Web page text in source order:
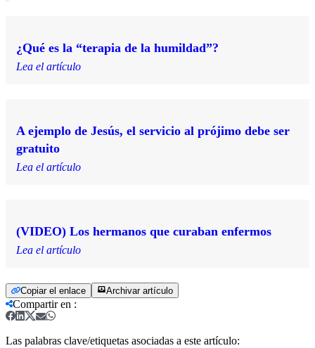
¿Qué es la “terapia de la humildad”?
Lea el artículo
A ejemplo de Jesús, el servicio al prójimo debe ser
gratuito
Lea el artículo
(VIDEO) Los hermanos que curaban enfermos
Lea el artículo
Copiar el enlace Archivar artículo
Compartir en :
Las palabras clave/etiquetas asociadas a este artículo: